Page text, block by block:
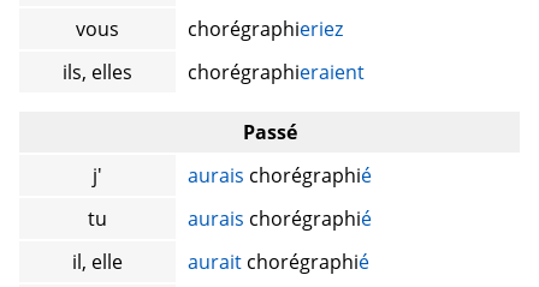
vous
chorégraphieriez
ils, elles
chorégraphieraient
Passé
j'
aurais chorégraphié
tu
aurais chorégraphié
il, elle
aurait chorégraphié